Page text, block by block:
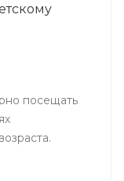
посещать